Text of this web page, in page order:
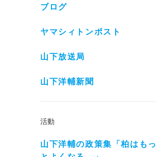
ブログ
ヤマシィトンポスト
山下放送局
山下洋輔新聞
活動
山下洋輔の政策集「柏はもっ